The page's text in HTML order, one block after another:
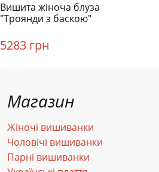
Вишита жіноча блуза
"Троянди з баскою"
5283 грн
Магазин
Жіночі вишиванки
Чоловічі вишиванки
Парні вишиванки